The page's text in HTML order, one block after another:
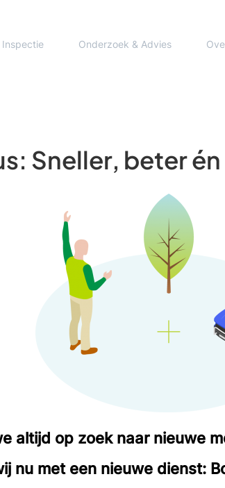
Inspectie Onderzoek & Advies
Sneller, beter
altijd op zoek naar nieuwe
nu met een nieuwe dienst: